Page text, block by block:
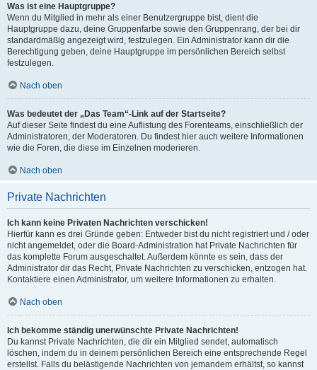
Was ist eine Hauptgruppe?
Wenn du Mitglied in mehr als einer Benutzergruppe bist, dient die
Hauptgruppe dazu, deine Gruppenfarbe sowie den Gruppenrang, der bei dir
standardmäßig angezeigt wird, festzulegen. Ein Administrator kann dir die
Berechtigung geben, deine Hauptgruppe im persönlichen Bereich selbst
festzulegen.
Nach oben
Was bedeutet der „Das Team“-Link auf der Startseite?
Auf dieser Seite findest du eine Auflistung des Forenteams, einschließlich der
Administratoren, der Moderatoren. Du findest hier auch weitere Informationen
wie die Foren, die diese im Einzelnen moderieren.
Nach oben
Private Nachrichten
Ich kann keine Privaten Nachrichten verschicken!
Hierfür kann es drei Gründe geben: Entweder bist du nicht registriert und / oder
nicht angemeldet, oder die Board-Administration hat Private Nachrichten für
das komplette Forum ausgeschaltet. Außerdem könnte es sein, dass der
Administrator dir das Recht, Private Nachrichten zu verschicken, entzogen hat.
Kontaktiere einen Administrator, um weitere Informationen zu erhalten.
Nach oben
Ich bekomme ständig unerwünschte Private Nachrichten!
Du kannst Private Nachrichten, die dir ein Mitglied sendet, automatisch
löschen, indem du in deinem persönlichen Bereich eine entsprechende Regel
erstellst. Falls du belästigende Nachrichten von jemandem erhältst, so kannst